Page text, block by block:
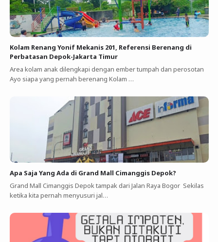
Kolam Renang Yonif Mekanis 201, Referensi Berenang di
Perbatasan Depok-Jakarta Timur
Area kolam anak dilengkapi dengan ember tumpah dan perosotan
Ayo siapa yang pernah berenang Kolam …
Apa Saja Yang Ada di Grand Mall Cimanggis Depok?
Grand Mall Cimanggis Depok tampak dari Jalan Raya Bogor Sekilas
ketika kita pernah menyusuri jal…